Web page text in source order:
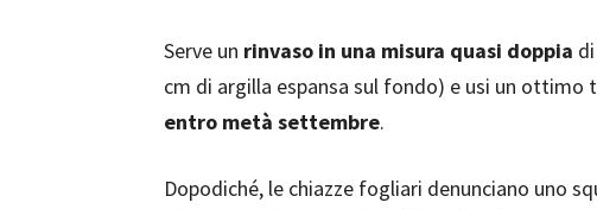
Serve un rinvaso in una misura quasi doppia
cm di argilla espansa sul fondo) e usi un ottimo
entro metà settembre.
Dopodiché, le chiazze fogliari denunciano uno